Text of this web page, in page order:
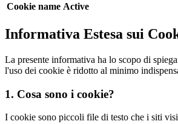
Cookie name Active
Informativa Estesa sui
La presente informativa ha lo scopo di
l'uso dei cookie è ridotto al minimo
1. Cosa sono i cookie?
I cookie sono piccoli file di testo che i siti